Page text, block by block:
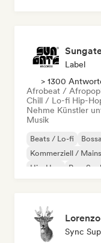
Label
> 1300
Afrobeat / Afropop
Chill / Lo-fi Hip-
Nehme Künstler
Musik
Beats / Lo-fi
Kommerziell /
Hip-Hop
Pop-Soul
Sync